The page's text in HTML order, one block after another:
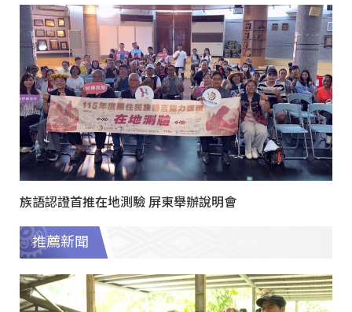
族語認證首推在地測驗 屏東舉辦說明會
推薦新聞